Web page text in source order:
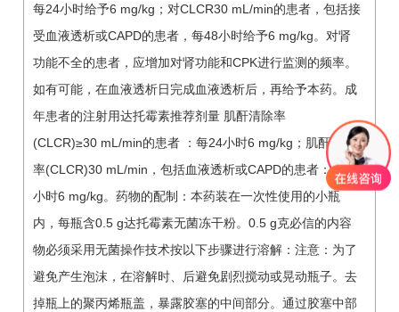
每24小时给予6 mg/kg；对CLCR30 mL/min的患者，包括接
受血液透析或CAPD的患者，每48小时给予6 mg/kg。对肾
功能不全的患者，应增加对肾功能和CPK进行监测的频率。
如有可能，在血液透析日完成血液透析后，再给予本药。成
年患者的注射用达托霉素推荐剂量 肌酐清除率
(CLCR)≥30 mL/min的患者 ：每24小时6 mg/kg；肌酐清除
率(CLCR)30 mL/min，包括血液透析或CAPD的患者：每48
小时6 mg/kg。药物的配制：本药装在一次性使用的小瓶
内，每瓶含0.5 g达托霉素无菌冻干粉。0.5 g克必信的内容
物必须采用无菌操作技术按以下步骤进行溶解：注意：为了
避免产生泡沫，在溶解时、后避免剧烈搅动或晃动瓶子。去
掉瓶上的聚丙烯瓶盖，暴露胶塞的中间部分。通过胶塞中部